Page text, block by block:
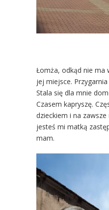
Łomża, odkąd nie ma
jej miejsce.
Stala się dla mnie
Czasem kapryszę.
dzieckiem i na
jesteś mi matką
mam.